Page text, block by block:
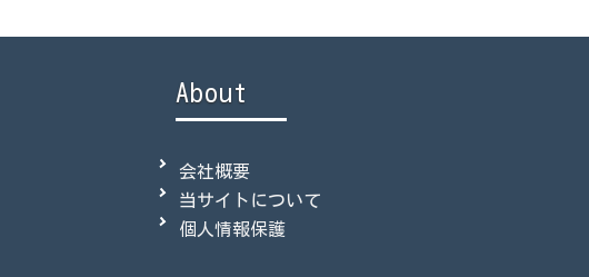
About
会社概要
当サイトについて
個人情報保護